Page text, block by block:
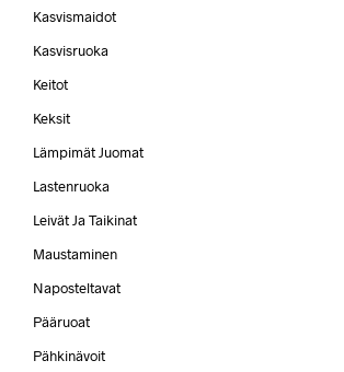
Kasvismaidot
Kasvisruoka
Keitot
Keksit
Lämpimät Juomat
Lastenruoka
Leivät Ja Taikinat
Maustaminen
Naposteltavat
Pääruoat
Pähkinävoit